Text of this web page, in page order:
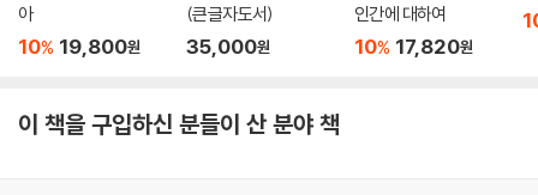
아
10% 19,800원
(큰글자도서)
35,000원
인간에 대하여
10% 17,820원
이 책을 구입하신 분들이 산 분야 책